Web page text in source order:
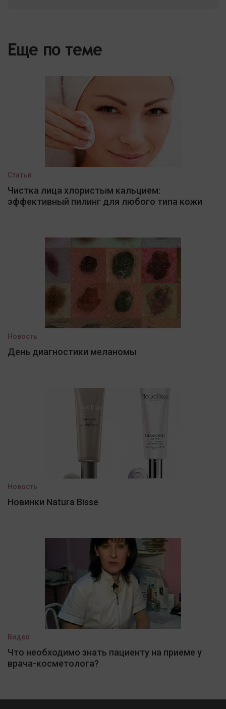
Еще по теме
Статья
Чистка лица хлористым кальцием:
эффективный пилинг для любого типа кожи
Новость
День диагностики меланомы
Новость
Новинки Natura Bisse
Видео
Что необходимо знать пациенту на приеме у
врача-косметолога?